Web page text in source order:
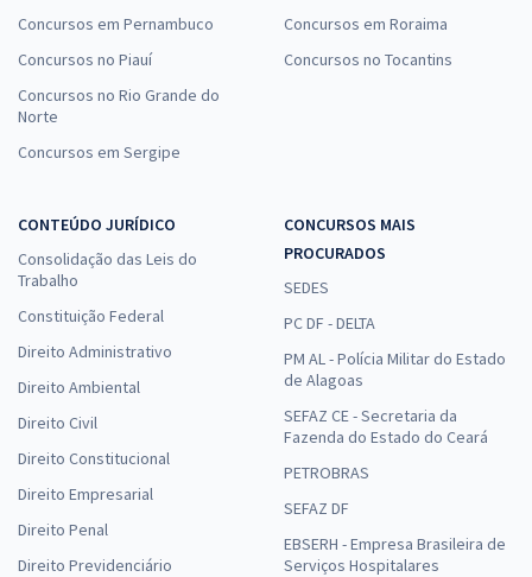
Concursos em Pernambuco
Concursos no Piauí
Concursos no Rio Grande do
Norte
Concursos em Sergipe
Concursos em Roraima
Concursos no Tocantins
CONTEÚDO JURÍDICO
Consolidação das Leis do
Trabalho
Constituição Federal
Direito Administrativo
Direito Ambiental
Direito Civil
Direito Constitucional
Direito Empresarial
Direito Penal
Direito Previdenciário
CONCURSOS MAIS
PROCURADOS
SEDES
PC DF - DELTA
PM AL - Polícia Militar do Estado
de Alagoas
SEFAZ CE - Secretaria da
Fazenda do Estado do Ceará
PETROBRAS
SEFAZ DF
EBSERH - Empresa Brasileira de
Serviços Hospitalares